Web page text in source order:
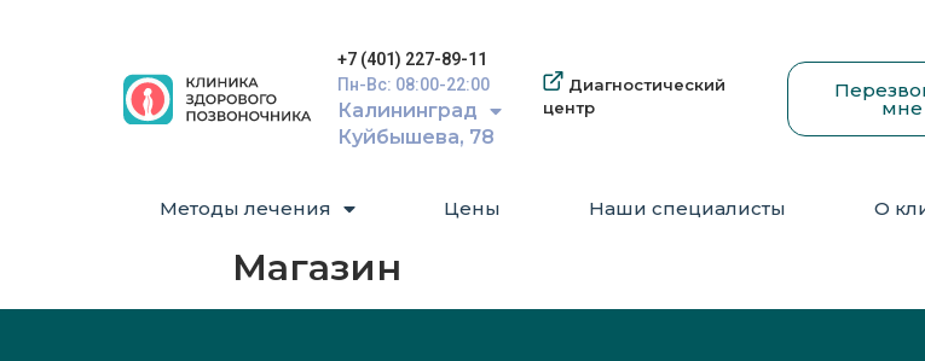
+7 (401) 227-89-11
Пн-Вс: 08:00-22:00
Калининград
Куйбышева, 78
Диагностический
центр
мне
Методы лечения Цены Наши специалисты О
Магазин